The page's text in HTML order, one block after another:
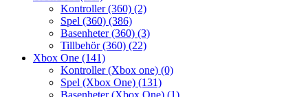
Kontroller (360) (2)
Spel (360) (386)
Basenheter (360) (3)
Tillbehör (360) (22)
Xbox One (141)
Kontroller (Xbox one) (0)
Spel (Xbox One) (131)